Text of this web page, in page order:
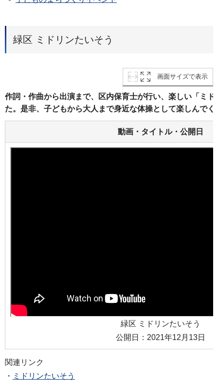
緑区 ミドリンたいそう
画面サイズで表示
作詞・作曲から出演まで、区内保育士が行い、楽しい「ミ
た。是非、子どもから大人まで身近な体操として楽しんでく
動画・タイトル・公開日
緑区 ミドリンたいそう
公開日：2021年12月13日
関連リンク
・ ミドリンたいそう